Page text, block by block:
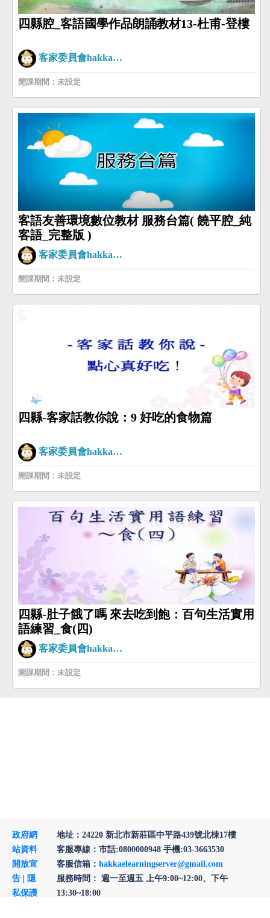
四縣腔_客語國學作品朗誦教材13-杜甫-登樓
客家委員會hakkaman
開課期間：未設定
客語友善環境數位教材 服務台篇( 饒平腔_純
客語_完整版 )
客家委員會hakkaman
開課期間：未設定
四縣-客家話教你說：9 好吃的食物篇
客家委員會hakkaman
開課期間：未設定
四縣-肚子餓了嗎 來去吃到飽：百句生活實用
語練習_食(四)
客家委員會hakkaman
開課期間：未設定
政府網
站資料
開放宣
告
隱
私保護
地址：24220 新北市新莊區中平路439號北棟17樓
客服專線：市話:0800000948 手機:03-3663530
客服信箱： hakkaelearningserver@gmail.com
服務時間： 週一至週五 上午9:00~12:00、下午
13:30~18:00